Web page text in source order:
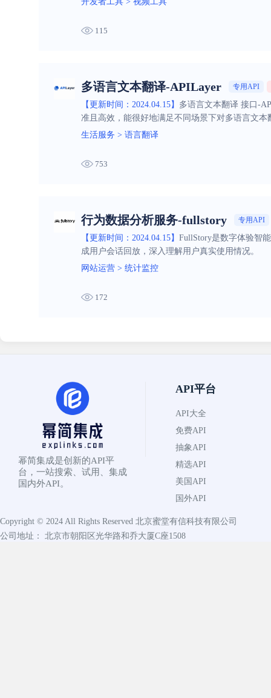
115
多语言文本翻译-APILayer 专用API
【更新时间：2024.04.15】 多语言文本翻译 接口-
准且高效，能很好地满足不同场景下对多语言文
生活服务 > 语言翻译
753
行为数据分析服务-fullstory 专用API
【更新时间：2024.04.15】 FullStory是数字体验智
成用户会话回放，深入理解用户真实使用情况。
网站运营 > 统计监控
172
幂简集成是创新的API平
台，一站搜索、试用、集成
国内外API。
API平台
API大全
免费API
抽象API
精选API
美国API
国外API
Copyright © 2024 All Rights Reserved 北京蜜堂有信科技有限公司
公司地址： 北京市朝阳区光华路和乔大厦C座1508